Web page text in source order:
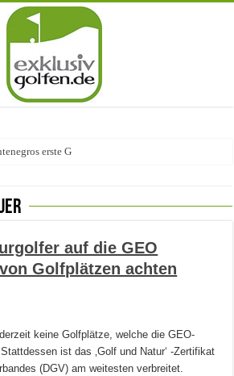
erste Golf-Community wei
auf die GEO
Golfplätzen achten
keine Golfplätze, welche die GEO-
ist das ‚Golf und Natur‘ -Zertifikat
(DGV) am weitesten verbreitet.